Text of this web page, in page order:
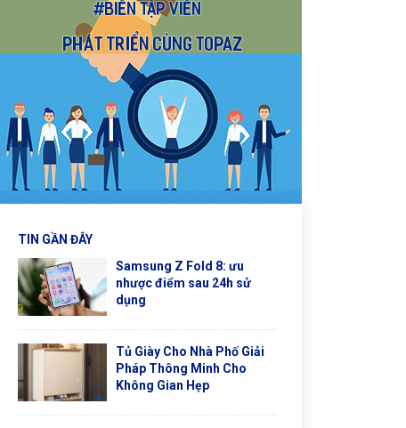
TIN GẦN ĐÂY
Samsung Z Fold 8: ưu
nhược điểm sau 24h sử
dụng
Tủ Giày Cho Nhà Phố Giải
Pháp Thông Minh Cho
Không Gian Hẹp